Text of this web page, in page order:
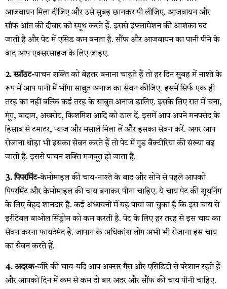
आजवायन मिला दीजिए और उसे सुबह छानकर पी लीजिए. आजवायन और
सौंफ आंत की दीवार को स्मूथ करते हैं. इससे इंफ्लामेशन की आशंका घट
जाती है और पेट में एसिड कम बनता है. सौंफ और आजवायन का पानी पीने के
बाद आप एक्सरसाइज के लिए जाइए.
2. स्प्रॉउट-पाचन शक्ति को बेहतर बनाना चाहते हैं तो हर दिन सुबह में नाश्ते के
रूप में आप पानी में भींगा साबुत अनाज का सेवन कीजिए. इसमें सिर्फ एक ही
तरह का नहीं बल्कि कई तरह के साबुत अनाज डालिए. इसके लिए रात में चना,
मूंग, बादाम, अखरोट, किशमिश आदि को डाल दें. इसमें आप अपने मनपसंद के
हिसाब से टमाटर, प्याज और मसाले मिला लें और इसका सेवन करें. अगर आप
रोजाना थोड़ा भी इसका सेवन करते हैं तो पेट में गुड बैक्टीरिया की संख्या बढ़
जाती है. इससे पाचन शक्ति मजबूत हो जाता है.
3. पिपरमिंट-केमोमाइल की चाय-नाश्ते के बाद और सोने से पहले आपको
पिपरमिंट और केमोमाइल की चाय बनाकर पीना चाहिए. ये चाय पेट की शूथनिंग
के लिए बेहद शानदार है. कई अध्ययनों में यह पाया जा चुका है कि इस चाय से
इरीटेबल बाओल सिंड्रोम को कम करती है. पेट के लिए हर तरह से इस चाय का
सेवन करना फायदेमंद है. जापान के अधिकांश लोग अभी भी रोजाना इस चाय
का सेवन करते हैं.
4. अदरक-जीरे की चाय-यदि आप अक्सर गैस और एसिडिटी से परेशान रहते हैं
और आपको दिन में कम से कम दो बार अदर और सौंफ की चाय पीनी चाहिए.